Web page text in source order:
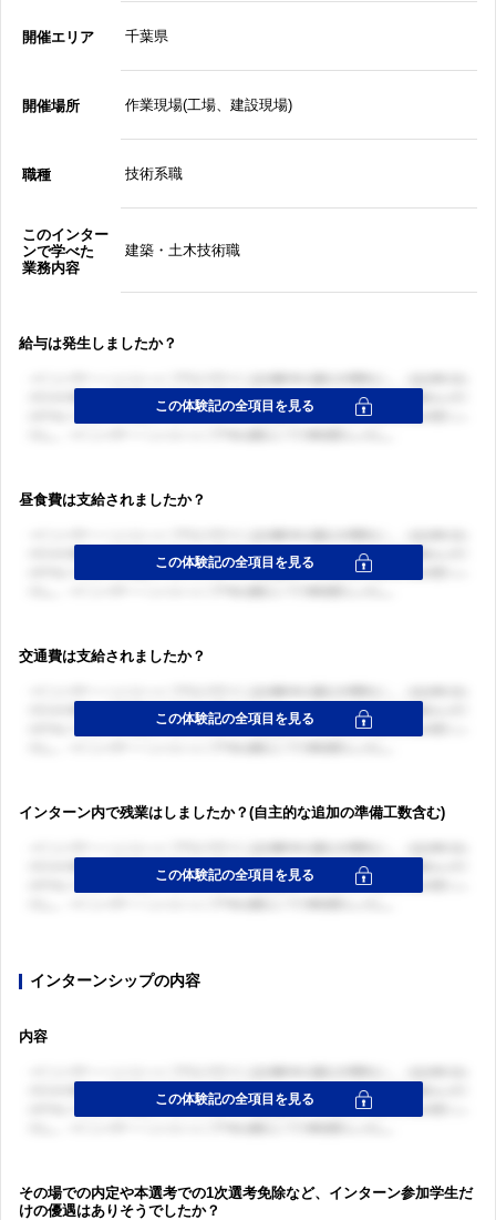
開催エリア 千葉県
開催場所 作業現場(工場、建設現場)
職種 技術系職
このインター
ンで学べた
業務内容
建築・土木技術職
給与は発生しましたか？
昼食費は支給されましたか？
交通費は支給されましたか？
インターン内で残業はしましたか？(自主的な追加の準備工数含む)
インターンシップの内容
内容
その場での内定や本選考での1次選考免除など、インターン参加学生だ
けの優遇はありそうでしたか？